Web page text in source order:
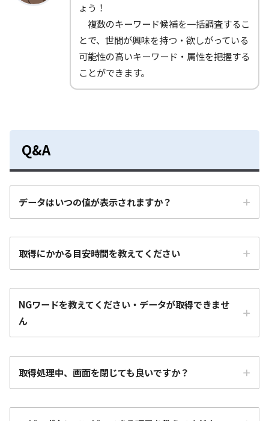
ょう！
複数のキーワード候補を一括調査するこ
とで、世間が興味を持つ・欲しがっている
可能性の高いキーワード・属性を把握する
ことができます。
Q&A
データはいつの値が表示されますか？
取得にかかる目安時間を教えてください
NGワードを教えてください・データが取得できませ
ん
取得処理中、画面を閉じても良いですか？